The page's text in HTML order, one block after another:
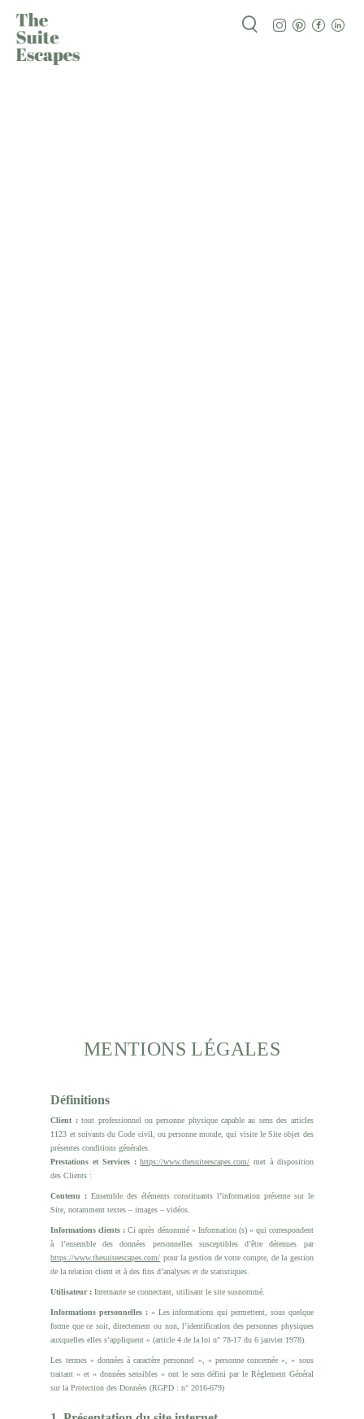
MENTIONS LÉGALES
Définitions
Client :tout professionnel ou personne physique capable au sens des articles
1123 et suivants du Code civil, ou personne morale, qui visite le Site objet des
présentes conditions générales.
Prestations et Services : https://www.thesuiteescapes.com/ met à disposition
des Clients :
Contenu : Ensemble des éléments constituants l’information présente sur le
Site, notamment textes – images – vidéos.
Informations clients : Ci après dénommé « Information (s) » qui correspondent
à l’ensemble des données personnelles susceptibles d’être détenues par
https://www.thesuiteescapes.com/ pour la gestion de votre compte, de la gestion
de la relation client et à des fins d’analyses et de statistiques.
Utilisateur : Internaute se connectant, utilisant le site susnommé.
Informations personnelles : « Les informations qui permettent, sous quelque
forme que ce soit, directement ou non, l’identification des personnes physiques
auxquelles elles s’appliquent » (article 4 de la loi n° 78-17 du 6 janvier 1978).
Les termes « données à caractère personnel », « personne concernée », « sous
traitant » et « données sensibles » ont le sens défini par le Règlement Général
sur la Protection des Données (RGPD : n° 2016-679)